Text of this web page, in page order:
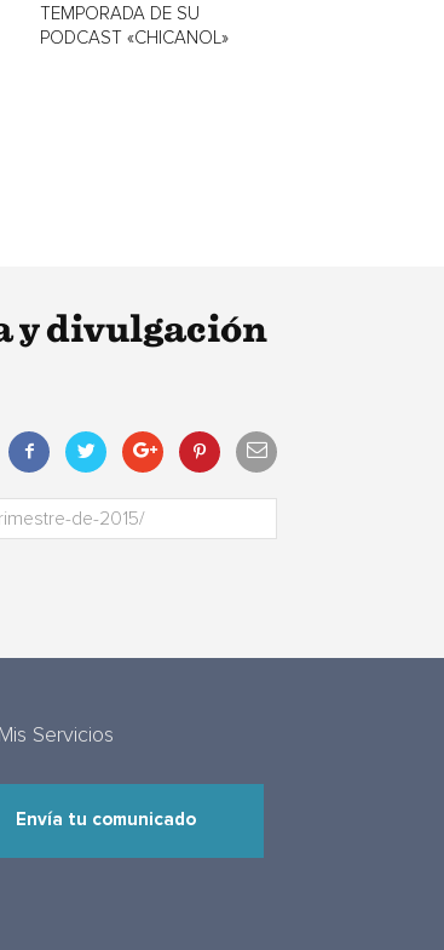
TEMPORADA DE SU
PODCAST «CHICANOL»
y divulgación
Mis Servicios
Envía tu comunicado